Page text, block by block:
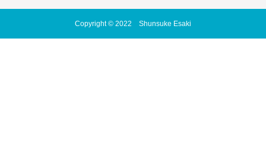
Copyright © 2022 Shunsuke Esaki